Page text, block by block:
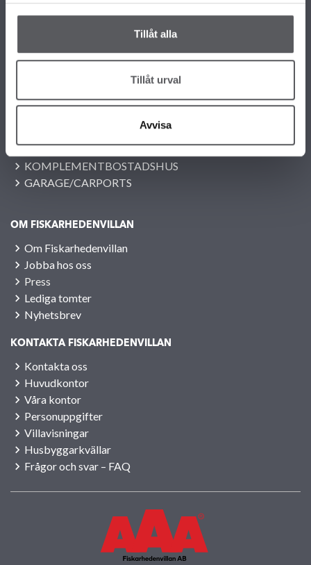
Tillåt alla
Tillåt urval
Avvisa
+46 243 79 42 42
VÅRA OLIKA HUSKOLLEKTIONER
ALLA VÅRA HUSMODELLER
FAMILJÄRKOLLEKTIONEN
FRITIDSHUS
KOMPLEMENTBOSTADSHUS
GARAGE/CARPORTS
OM FISKARHEDENVILLAN
Om Fiskarhedenvillan
Jobba hos oss
Press
Lediga tomter
Nyhetsbrev
KONTAKTA FISKARHEDENVILLAN
Kontakta oss
Huvudkontor
Våra kontor
Personuppgifter
Villavisningar
Husbyggarkvällar
Frågor och svar – FAQ